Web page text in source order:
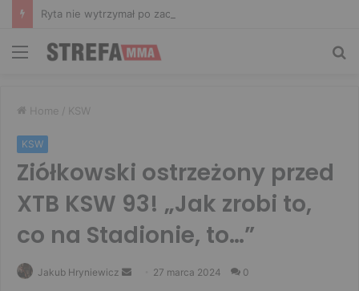
Menu
Home / KSW
KSW
Ziółkowski ostrzeżony przed
XTB KSW 93! „Jak zrobi to,
co na Stadionie, to…”
Jakub Hryniewicz
Send 27 marca 2024 0